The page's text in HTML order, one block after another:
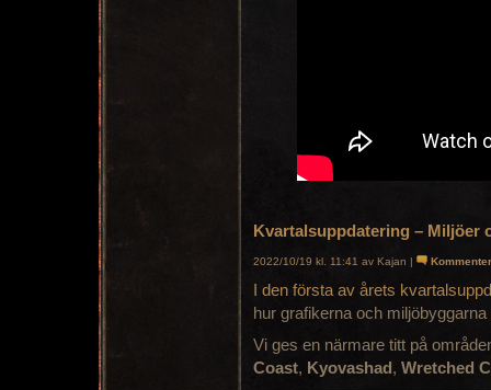
Kvartalsuppdatering – Miljöer
2022/10/19 kl. 11:41 av Kajan |
I den första av årets
hur grafikerna och
Vi ges en närmare titt på
Coast, Kyovashad , Wretched